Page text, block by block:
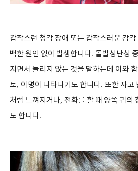
갑작스런 청각 장애 또는 갑작스러운 감
백한 원인 없이 발생합니다. 돌발성난청
지면서 들리지 않는 것을 말하는데 이와
토, 이명이 나타나기도 합니다. 또한 자고
처럼 느껴지거나, 전화를 할 때 양쪽 귀의
도 합니다.